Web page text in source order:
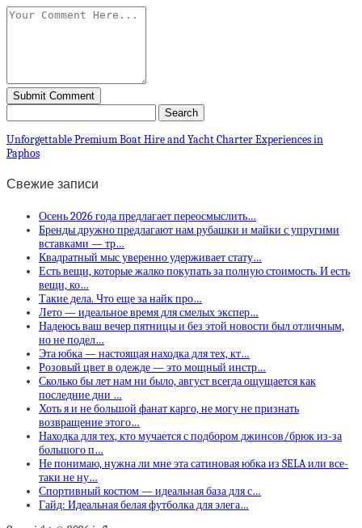
Unforgettable Premium Boat Hire and Yacht Charter Experiences in
Paphos
Свежие записи
Осень 2026 года предлагает переосмыслить…
Бренды дружно предлагают нам рубашки и майки с упругими
вставками — тр…
Квадратный мыс уверенно удерживает стату…
Есть вещи, которые жалко покупать за полную стоимость. И есть
вещи, ко…
Такие дела. Что еще за найк про…
Лето — идеальное время для смелых экспер…
Надеюсь ваш вечер пятницы и без этой новости был отличным,
но не подел…
Эта юбка — настоящая находка для тех, кт…
Розовый цвет в одежде — это мощный инстр…
Сколько бы лет нам ни было, август всегда ощущается как
последние дни …
Хоть я и не большой фанат карго, не могу не признать
возвращение этого…
Находка для тех, кто мучается с подбором джинсов/брюк из-за
большого п…
Не понимаю, нужна ли мне эта сатиновая юбка из SELA или все-
таки не ну…
Спортивный костюм — идеальная база для с…
Гайд: Идеальная белая футболка для элега…